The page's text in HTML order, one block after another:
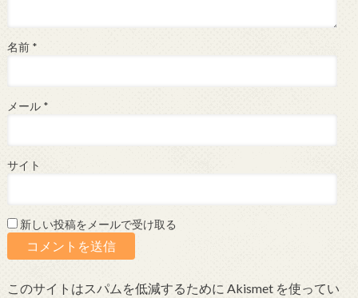
名前 *
メール *
サイト
新しい投稿をメールで受け取る
このサイトはスパムを低減するために Akismet を使ってい